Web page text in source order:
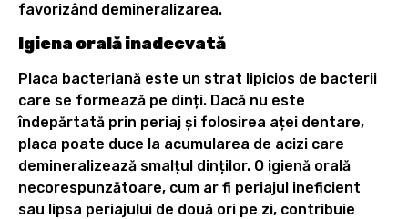
favorizând demineralizarea.
Igiena orală inadecvată
Placa bacteriană este un strat lipicios de bacterii
care se formează pe dinți. Dacă nu este
îndepărtată prin periaj și folosirea aței dentare,
placa poate duce la acumularea de acizi care
demineralizează smalțul dinților. O igienă orală
necorespunzătoare, cum ar fi periajul ineficient
sau lipsa periajului de două ori pe zi, contribuie